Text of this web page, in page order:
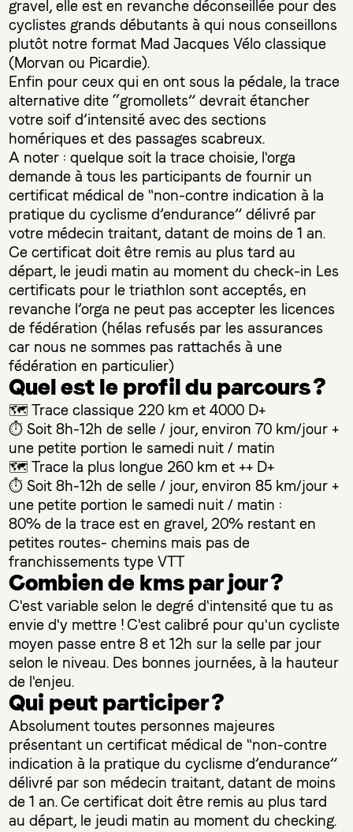
gravel, elle est en revanche déconseillée pour des
cyclistes grands débutants à qui nous conseillons
plutôt notre format Mad Jacques Vélo classique
(Morvan ou Picardie).
Enfin pour ceux qui en ont sous la pédale, la trace
alternative dite “gromollets” devrait étancher
votre soif d’intensité avec des sections
homériques et des passages scabreux.
A noter : quelque soit la trace choisie, l'orga
demande à tous les participants de fournir un
certificat médical de "non-contre indication à la
pratique du cyclisme d’endurance” délivré par
votre médecin traitant, datant de moins de 1 an.
Ce certificat doit être remis au plus tard au
départ, le jeudi matin au moment du check-in Les
certificats pour le triathlon sont acceptés, en
revanche l’orga ne peut pas accepter les licences
de fédération (hélas refusés par les assurances
car nous ne sommes pas rattachés à une
fédération en particulier)
Quel est le profil du parcours ?
🗺️ Trace classique 220 km et 4000 D+
⏱️ Soit 8h-12h de selle / jour, environ 70 km/jour +
une petite portion le samedi nuit / matin
🗺️ Trace la plus longue 260 km et ++ D+
⏱️ Soit 8h-12h de selle / jour, environ 85 km/jour +
une petite portion le samedi nuit / matin :
80% de la trace est en gravel, 20% restant en
petites routes- chemins mais pas de
franchissements type VTT
Combien de kms par jour ?
C'est variable selon le degré d'intensité que tu as
envie d'y mettre ! C'est calibré pour qu'un cycliste
moyen passe entre 8 et 12h sur la selle par jour
selon le niveau. Des bonnes journées, à la hauteur
de l'enjeu.
Qui peut participer ?
Absolument toutes personnes majeures
présentant un certificat médical de "non-contre
indication à la pratique du cyclisme d’endurance”
délivré par son médecin traitant, datant de moins
de 1 an. Ce certificat doit être remis au plus tard
au départ, le jeudi matin au moment du checking.